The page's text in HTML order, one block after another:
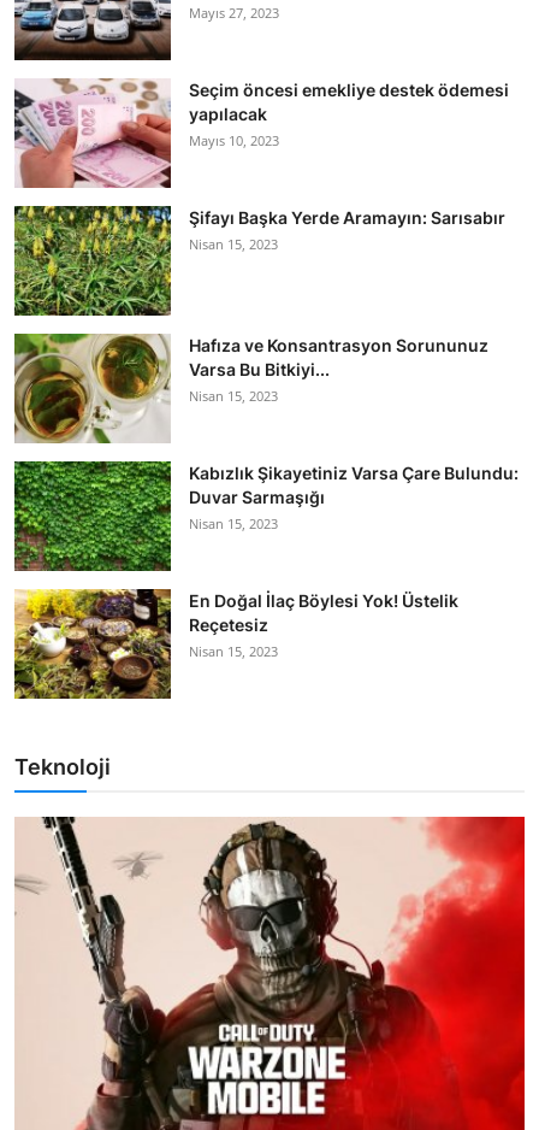
Mayıs 27, 2023
Seçim öncesi emekliye destek ödemesi
yapılacak
Mayıs 10, 2023
Şifayı Başka Yerde Aramayın: Sarısabır
Nisan 15, 2023
Hafıza ve Konsantrasyon Sorununuz
Varsa Bu Bitkiyi...
Nisan 15, 2023
Kabızlık Şikayetiniz Varsa Çare Bulundu:
Duvar Sarmaşığı
Nisan 15, 2023
En Doğal İlaç Böylesi Yok! Üstelik
Reçetesiz
Nisan 15, 2023
Teknoloji